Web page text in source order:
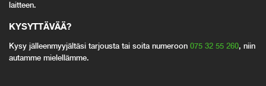
laitteen.
KYSYTTÄVÄÄ?
Kysy jälleenmyyjältäsi tarjousta tai soita numeroon 075 32 55 260, niin
autamme mielellämme.